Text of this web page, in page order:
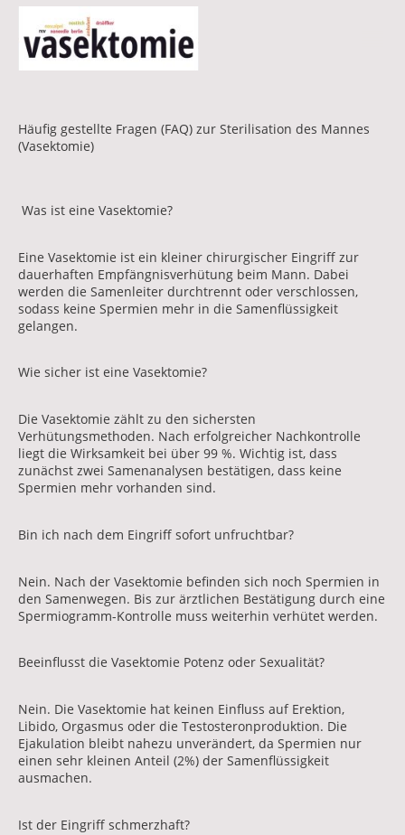
Häufig gestellte Fragen (FAQ) zur Sterilisation des Mannes
(Vasektomie)
Was ist eine Vasektomie?
Eine Vasektomie ist ein kleiner chirurgischer Eingriff zur
dauerhaften Empfängnisverhütung beim Mann. Dabei
werden die Samenleiter durchtrennt oder verschlossen,
sodass keine Spermien mehr in die Samenflüssigkeit
gelangen.
Wie sicher ist eine Vasektomie?
Die Vasektomie zählt zu den sichersten
Verhütungsmethoden. Nach erfolgreicher Nachkontrolle
liegt die Wirksamkeit bei über 99 %. Wichtig ist, dass
zunächst zwei Samenanalysen bestätigen, dass keine
Spermien mehr vorhanden sind.
Bin ich nach dem Eingriff sofort unfruchtbar?
Nein. Nach der Vasektomie befinden sich noch Spermien in
den Samenwegen. Bis zur ärztlichen Bestätigung durch eine
Spermiogramm-Kontrolle muss weiterhin verhütet werden.
Beeinflusst die Vasektomie Potenz oder Sexualität?
Nein. Die Vasektomie hat keinen Einfluss auf Erektion,
Libido, Orgasmus oder die Testosteronproduktion. Die
Ejakulation bleibt nahezu unverändert, da Spermien nur
einen sehr kleinen Anteil (2%) der Samenflüssigkeit
ausmachen.
Ist der Eingriff schmerzhaft?